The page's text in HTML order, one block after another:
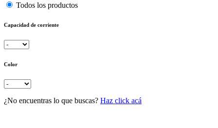
Todos los productos
Capacidad de corriente
Color
¿No encuentras lo que buscas? Haz click acá